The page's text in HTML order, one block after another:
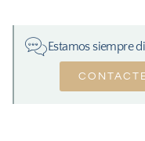
Estamos siempre